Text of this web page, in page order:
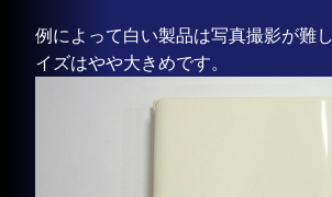
例によって白い製品は写真撮影が難
イズはやや大きめです。